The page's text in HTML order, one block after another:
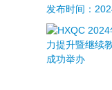
发布时间：